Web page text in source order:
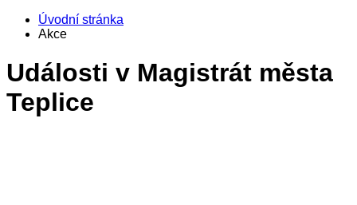
Úvodní stránka
Akce
Události v Magistrát města
Teplice